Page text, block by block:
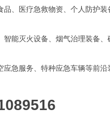
、医疗急救物资、个人防护装
能灭火设备、烟气治理装备、
急服务、特种应急车辆等前沿